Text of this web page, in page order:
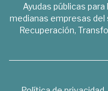
Ayudas públicas
medianas empresas del
Recuperación,